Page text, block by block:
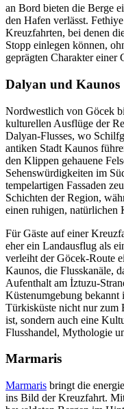
an Bord bieten die Berge
den Hafen verlässt.
Kreuzfahrten, bei denen
Stopp einlegen können,
geprägten Charakter einer
Dalyan und Kaunos
Nordwestlich von Göcek
kulturellen Ausflüge der
Dalyan-Flusses, wo
antiken Stadt Kaunos
den Klippen gehauene
Sehenswürdigkeiten im
tempelartigen Fassaden
Schichten der Region,
einen ruhigen, natürlichen
Für Gäste auf einer
eher ein Landausflug als
verleiht der Göcek-Route
Kaunos, die Flusskanäle,
Aufenthalt am İztuzu-
Küstenumgebung bekannt
Türkisküste nicht nur zum
ist, sondern auch eine
Flusshandel, Mythologie
Marmaris
Marmaris bringt die
ins Bild der Kreuzfahrt.